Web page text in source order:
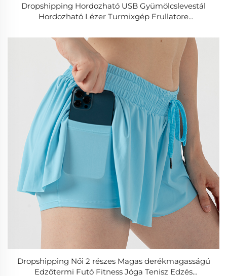
Dropshipping Hordozható USB Gyümölcslevestál
Hordozható Lézer Turmixgép Frullatore
Entsafter-Mixer
Dropshipping Női 2 részes Magas derékmagasságú
Edzőtermi Futó Fitness Jóga Tenisz Edzés